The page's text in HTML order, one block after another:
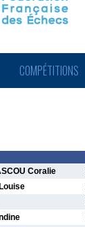
COMPÉTITIONS
Coralie